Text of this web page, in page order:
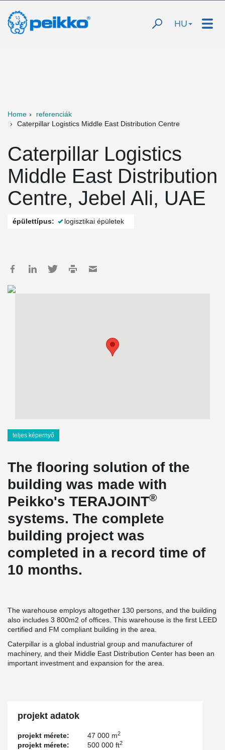
HU
Home
referenciák
Caterpillar Logistics Middle East Distribution Centre
Caterpillar Logistics
Middle East Distribution
Centre, Jebel Ali, UAE
épülettípus: logisztikai épületek
teljes képernyő
The flooring solution of the
building was made with
Peikko's TERAJOINT®
systems. The complete
building project was
completed in a record time of
10 months.
The warehouse employs altogether 130 persons, and the building
also includes 3 800m2 of offices. This warehouse is the first LEED
certified and FM compliant building in the area.
Caterpillar is a global industrial group and manufacturer of
machinery, and their Middle East Distribution Center has been an
important investment and expansion for the area.
projekt adatok
projekt mérete: 47 000 m2
projekt mérete: 500 000 ft2